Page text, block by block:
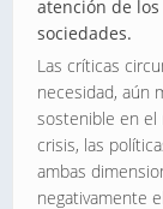
atención de
sociedades.
Las críticas
necesidad, aún
sostenible en el
crisis, las
ambas
negativamente